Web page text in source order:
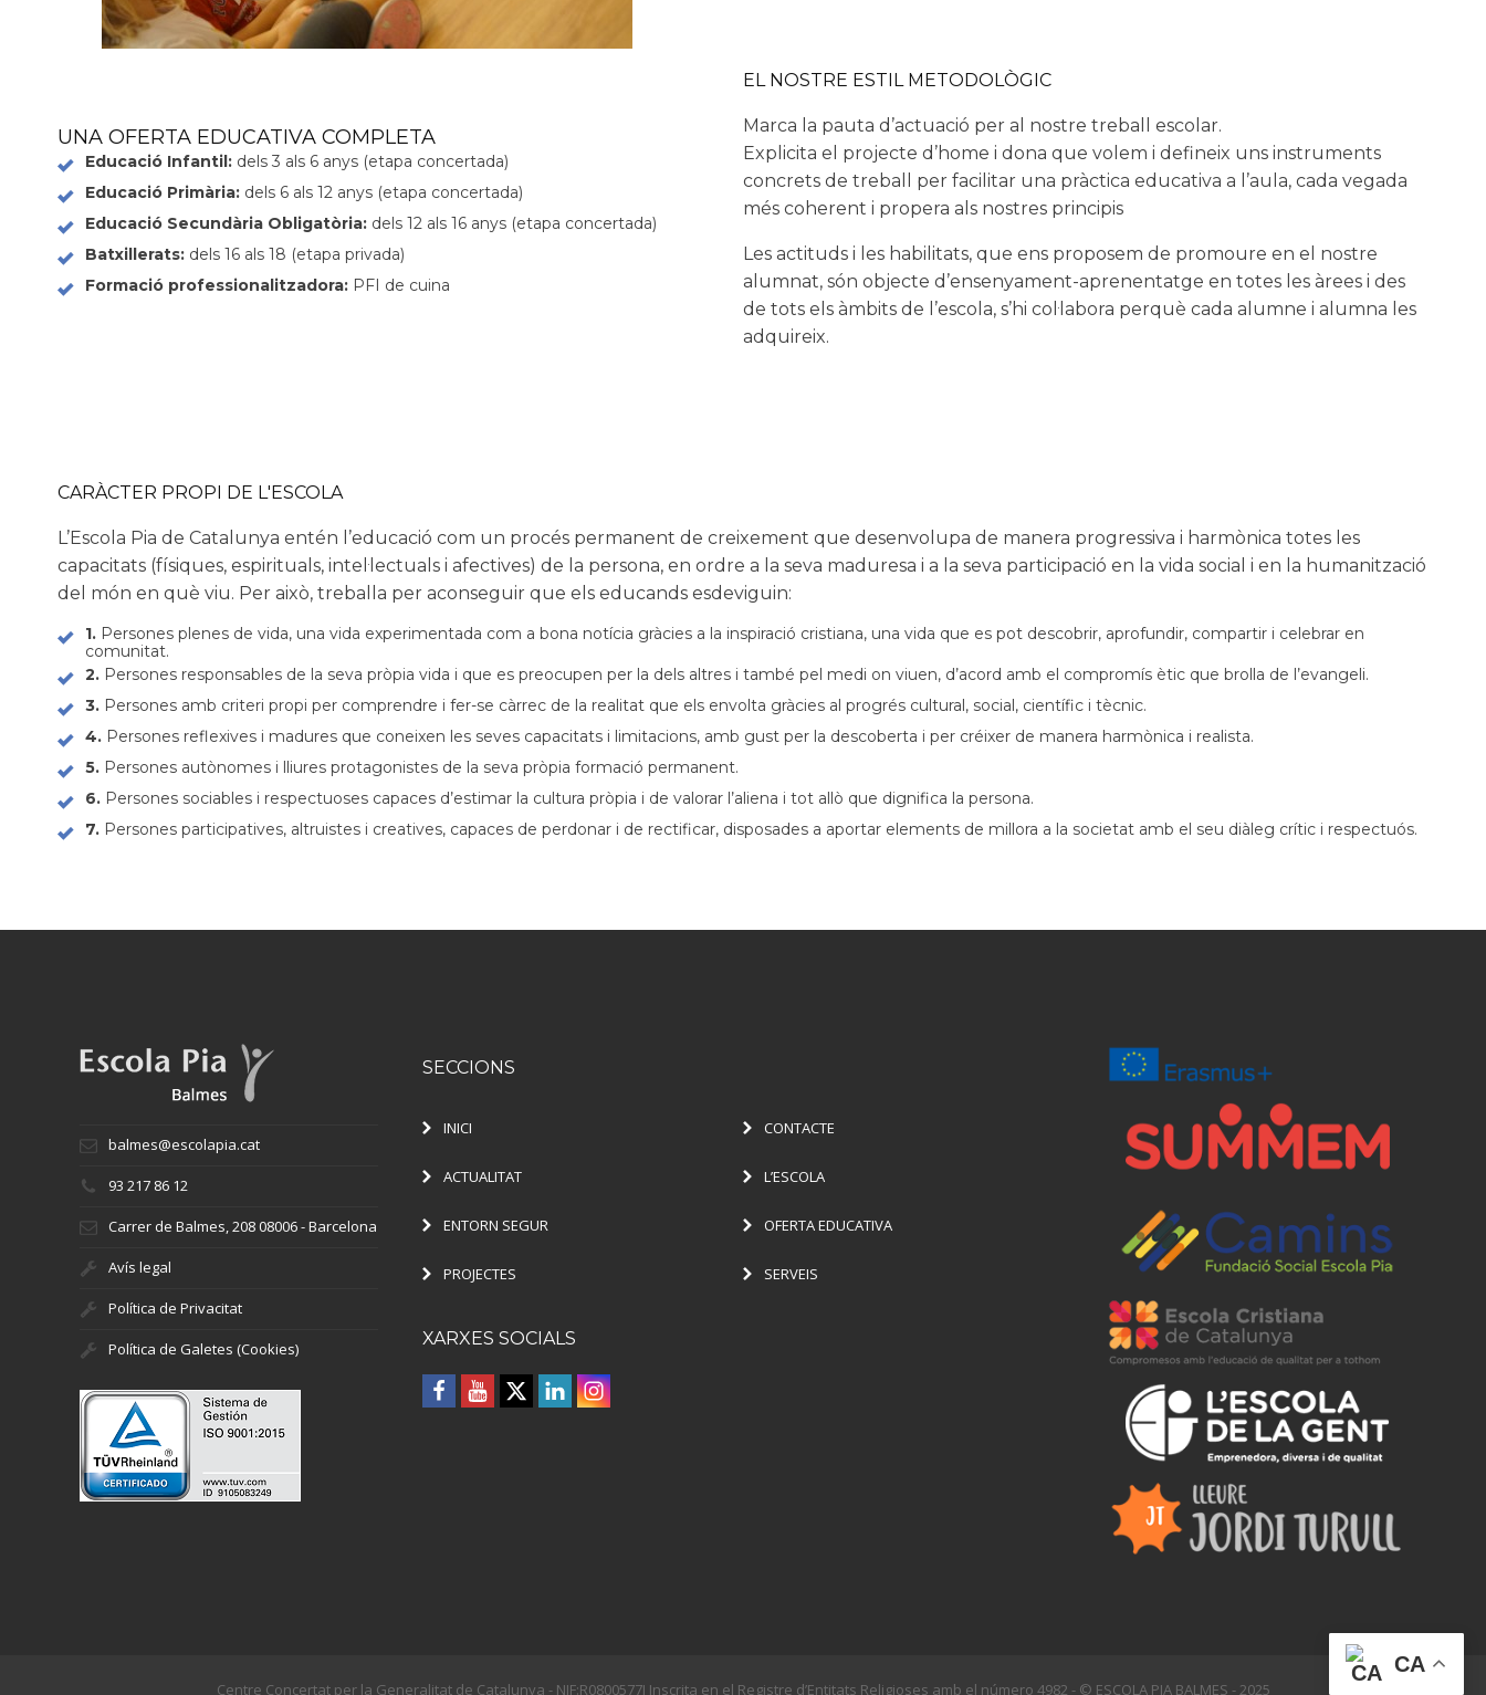
UNA OFERTA EDUCATIVA COMPLETA
Educació Infantil: dels 3 als 6 anys (etapa concertada)
Educació Primària: dels 6 als 12 anys (etapa concertada)
Educació Secundària Obligatòria: dels 12 als 16 anys (etapa concertada)
Batxillerats: dels 16 als 18 (etapa privada)
Formació professionalitzadora: PFI de cuina
EL NOSTRE ESTIL METODOLÒGIC
Marca la pauta d’actuació per al nostre treball escolar.
Explicita el projecte d’home i dona que volem i defineix uns instruments
concrets de treball per facilitar una pràctica educativa a l’aula, cada vegada
més coherent i propera als nostres principis
Les actituds i les habilitats, que ens proposem de promoure en el nostre
alumnat, són objecte d’ensenyament-aprenentatge en totes les àrees i des
de tots els àmbits de l’escola, s’hi col·labora perquè cada alumne i alumna les
adquireix.
CARÀCTER PROPI DE L'ESCOLA
L’Escola Pia de Catalunya entén l’educació com un procés permanent de creixement que desenvolupa de manera progressiva i harmònica totes les
capacitats (físiques, espirituals, intel·lectuals i afectives) de la persona, en ordre a la seva maduresa i a la seva participació en la vida social i en la humanització
del món en què viu. Per això, treballa per aconseguir que els educands esdeviguin:
1. Persones plenes de vida, una vida experimentada com a bona notícia gràcies a la inspiració cristiana, una vida que es pot descobrir, aprofundir, compartir i celebrar en
comunitat.
2. Persones responsables de la seva pròpia vida i que es preocupen per la dels altres i també pel medi on viuen, d’acord amb el compromís ètic que brolla de l’evangeli.
3. Persones amb criteri propi per comprendre i fer-se càrrec de la realitat que els envolta gràcies al progrés cultural, social, científic i tècnic.
4. Persones reflexives i madures que coneixen les seves capacitats i limitacions, amb gust per la descoberta i per créixer de manera harmònica i realista.
5. Persones autònomes i lliures protagonistes de la seva pròpia formació permanent.
6. Persones sociables i respectuoses capaces d’estimar la cultura pròpia i de valorar l’aliena i tot allò que dignifica la persona.
7. Persones participatives, altruistes i creatives, capaces de perdonar i de rectificar, disposades a aportar elements de millora a la societat amb el seu diàleg crític i respectuós.
balmes@escolapia.cat
93 217 86 12
Carrer de Balmes, 208 08006 - Barcelona
Avís legal
Política de Privacitat
Política de Galetes (Cookies)
SECCIONS
INICI CONTACTE
ACTUALITAT L’ESCOLA
ENTORN SEGUR OFERTA EDUCATIVA
PROJECTES SERVEIS
XARXES SOCIALS
Centre Concertat per la Generalitat de Catalunya - NIF:R0800577I Inscrita en el Registre d’Entitats Religioses amb el número 4982 - © ESCOLA PIA BALMES - 2025
CA